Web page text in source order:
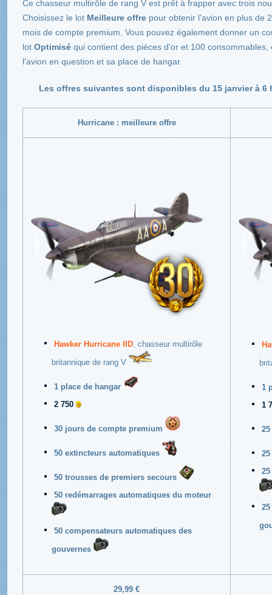
Ce chasseur multirôle de rang V est prêt à frapper avec trois
Choisissez le lot Meilleure offre pour obtenir l'avion en plus de
mois de compte premium. Vous pouvez également donner un
lot Optimisé qui contient des pièces d'or et 100
l'avion en question et sa place de hangar.
Les offres suivantes sont disponibles du 15 janvier à 6
Hurricane : meilleure offre
Hawker Hurricane IID , chasseur multirôle
britannique de rang V
1 place de hangar
2 750
30 jours de compte premium
50 extincteurs automatiques
50 trousses de premiers secours
50 redémarrages automatiques du moteur
50 compensateurs automatiques des
gouvernes
1
1
29,99 €